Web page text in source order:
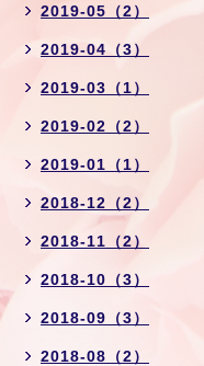
2019-05（2）
2019-04（3）
2019-03（1）
2019-02（2）
2019-01（1）
2018-12（2）
2018-11（2）
2018-10（3）
2018-09（3）
2018-08（2）